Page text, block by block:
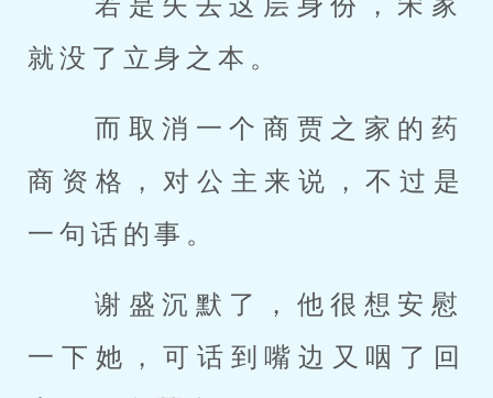
就没了立身之本。
商资格，对公主来说，不过是
一句话的事。
一下她，可话到嘴边又咽了回